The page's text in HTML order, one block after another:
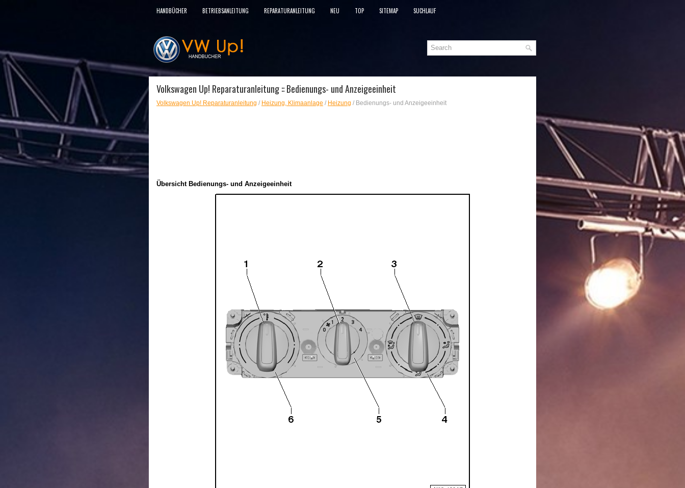
HANDBÜCHER BETRIEBSANLEITUNG REPARATURANLEITUNG NEU TOP SITEMAP SUCHLAUF
Volkswagen Up! Reparaturanleitung :: Bedienungs- und Anzeigeeinheit
Volkswagen Up! Reparaturanleitung / Heizung, Klimaanlage / Heizung / Bedienungs- und Anzeigeeinheit
Übersicht Bedienungs- und Anzeigeeinheit